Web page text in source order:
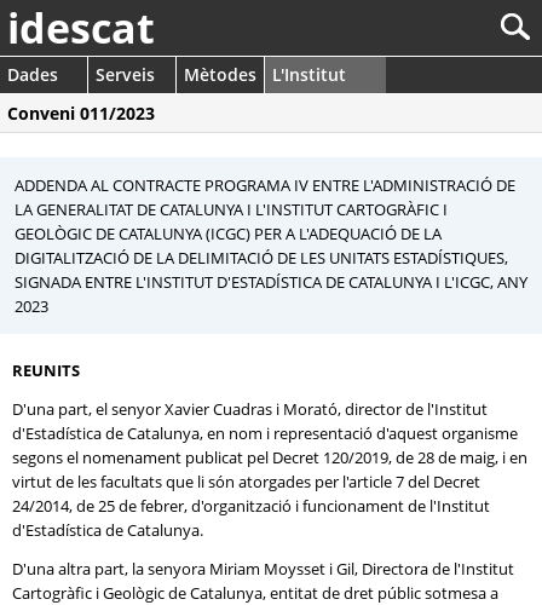
idescat
Dades Serveis Mètodes
L'Institut
Conveni 011/2023
ADDENDA AL CONTRACTE PROGRAMA IV ENTRE L'ADMINISTRACIÓ DE
LA GENERALITAT DE CATALUNYA I L'INSTITUT CARTOGRÀFIC I
GEOLÒGIC DE CATALUNYA (ICGC) PER A L'ADEQUACIÓ DE LA
DIGITALITZACIÓ DE LA DELIMITACIÓ DE LES UNITATS ESTADÍSTIQUES,
SIGNADA ENTRE L'INSTITUT D'ESTADÍSTICA DE CATALUNYA I L'ICGC, ANY
2023
REUNITS
D'una part, el senyor Xavier Cuadras i Morató, director de l'Institut
d'Estadística de Catalunya, en nom i representació d'aquest organisme
segons el nomenament publicat pel Decret 120/2019, de 28 de maig, i en
virtut de les facultats que li són atorgades per l'article 7 del Decret
24/2014, de 25 de febrer, d'organització i funcionament de l'Institut
d'Estadística de Catalunya.
D'una altra part, la senyora Miriam Moysset i Gil, Directora de l'Institut
Cartogràfic i Geològic de Catalunya, entitat de dret públic sotmesa a